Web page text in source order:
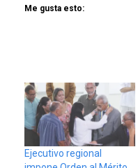
Me gusta esto:
Ejecutivo regional